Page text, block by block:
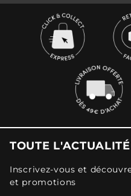
TOUTE
Inscrivez-vous et
et promotions